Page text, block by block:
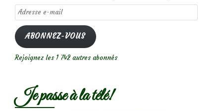
Adresse
e-
mail
ABONNEZ-VOUS
Rejoignez les 1 742 autres abonnés
Je passe à la télé!